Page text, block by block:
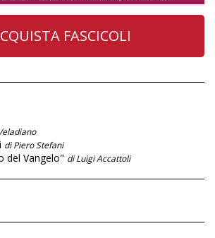
FASCICOLI
di Piero Stefani
del Vangelo" di Luigi Accattoli